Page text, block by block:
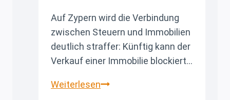
Auf Zypern wird die Verbindung
zwischen Steuern und Immobilien
deutlich straffer: Künftig kann der
Verkauf einer Immobilie blockiert…
WeiterlesenZypern